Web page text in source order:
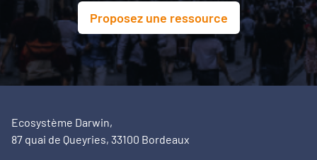
Proposez une ressource
Ecosystème Darwin,
87 quai de Queyries, 33100 Bordeaux